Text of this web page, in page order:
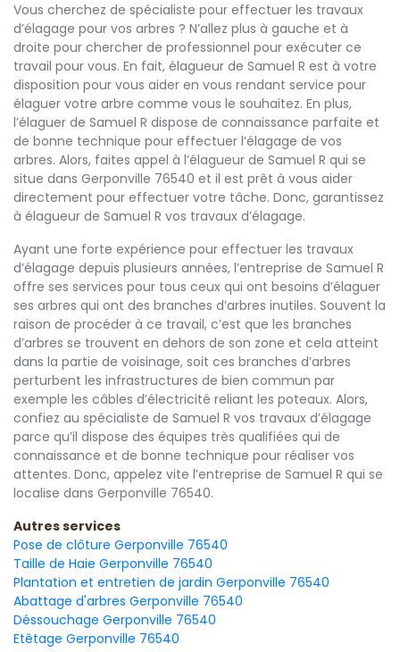
Vous cherchez de spécialiste pour effectuer les travaux
d’élagage pour vos arbres ? N’allez plus à gauche et à
droite pour chercher de professionnel pour exécuter ce
travail pour vous. En fait, élagueur de Samuel R est à votre
disposition pour vous aider en vous rendant service pour
élaguer votre arbre comme vous le souhaitez. En plus,
l’élaguer de Samuel R dispose de connaissance parfaite et
de bonne technique pour effectuer l’élagage de vos
arbres. Alors, faites appel à l’élagueur de Samuel R qui se
situe dans Gerponville 76540 et il est prêt à vous aider
directement pour effectuer votre tâche. Donc, garantissez
à élagueur de Samuel R vos travaux d’élagage.
Ayant une forte expérience pour effectuer les travaux
d’élagage depuis plusieurs années, l’entreprise de Samuel R
offre ses services pour tous ceux qui ont besoins d’élaguer
ses arbres qui ont des branches d’arbres inutiles. Souvent la
raison de procéder à ce travail, c’est que les branches
d’arbres se trouvent en dehors de son zone et cela atteint
dans la partie de voisinage, soit ces branches d’arbres
perturbent les infrastructures de bien commun par
exemple les câbles d’électricité reliant les poteaux. Alors,
confiez au spécialiste de Samuel R vos travaux d’élagage
parce qu’il dispose des équipes très qualifiées qui de
connaissance et de bonne technique pour réaliser vos
attentes. Donc, appelez vite l’entreprise de Samuel R qui se
localise dans Gerponville 76540.
Autres services
Pose de clôture Gerponville 76540
Taille de Haie Gerponville 76540
Plantation et entretien de jardin Gerponville 76540
Abattage d'arbres Gerponville 76540
Déssouchage Gerponville 76540
Etêtage Gerponville 76540